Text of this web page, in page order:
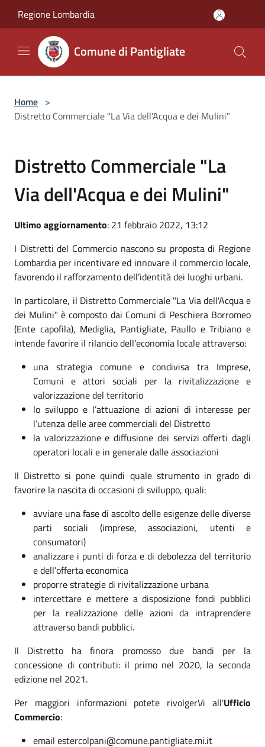
Regione Lombardia
Comune di Pantigliate
Home >
Distretto Commerciale "La Via dell'Acqua e dei Mulini"
Distretto Commerciale "La
Via dell'Acqua e dei Mulini"
Ultimo aggiornamento: 21 febbraio 2022, 13:12
I Distretti del Commercio nascono su proposta di Regione
Lombardia per incentivare ed innovare il commercio locale,
favorendo il rafforzamento dell’identità dei luoghi urbani.
In particolare, il Distretto Commerciale "La Via dell'Acqua e
dei Mulini" è composto dai Comuni di Peschiera Borromeo
(Ente capofila), Mediglia, Pantigliate, Paullo e Tribiano e
intende favorire il rilancio dell’economia locale attraverso:
una strategia comune e condivisa tra Imprese,
Comuni e attori sociali per la rivitalizzazione e
valorizzazione del territorio
lo sviluppo e l’attuazione di azioni di interesse per
l’utenza delle aree commerciali del Distretto
la valorizzazione e diffusione dei servizi offerti dagli
operatori locali e in generale dalle associazioni
Il Distretto si pone quindi quale strumento in grado di
favorire la nascita di occasioni di sviluppo, quali:
avviare una fase di ascolto delle esigenze delle diverse
parti sociali (imprese, associazioni, utenti e
consumatori)
analizzare i punti di forza e di debolezza del territorio
e dell’offerta economica
proporre strategie di rivitalizzazione urbana
intercettare e mettere a disposizione fondi pubblici
per la realizzazione delle azioni da intraprendere
attraverso bandi pubblici.
Il Distretto ha finora promosso due bandi per la
concessione di contributi: il primo nel 2020, la seconda
edizione nel 2021.
Per maggiori informazioni potete rivolgerVi all'Ufficio
Commercio:
email estercolpani@comune.pantigliate.mi.it